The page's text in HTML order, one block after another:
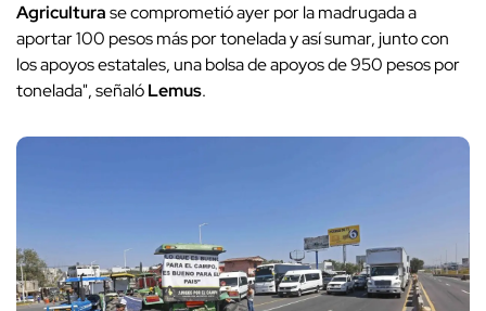
Agriculturase comprometió ayer por la madrugada a
aportar 100 pesos más por tonelada y así sumar, junto con
los apoyos estatales, una bolsa de apoyos de 950 pesos por
tonelada", señalóLemus.